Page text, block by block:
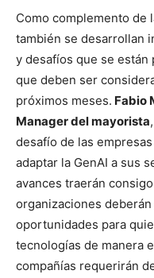
Como complemento de
también se desarrollan
y desafíos que se
que deben ser
próximos meses. Fabio
Manager del mayorista
desafío de las
adaptar la GenAI a sus
avances traerán
organizaciones
oportunidades para
tecnologías de manera
compañías requerirán